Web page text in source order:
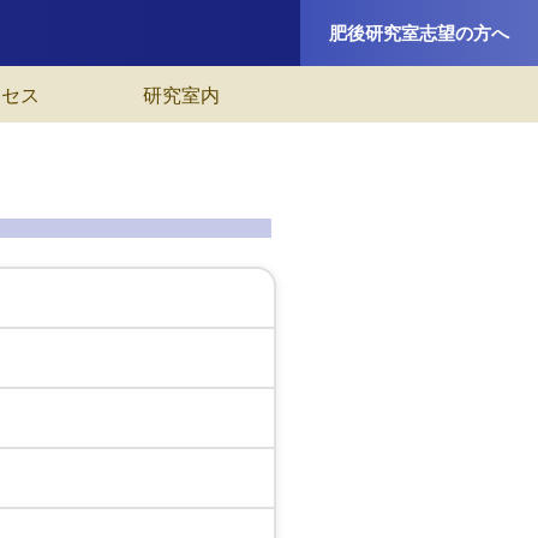
肥後研究室志望の方へ
ス 研究室内